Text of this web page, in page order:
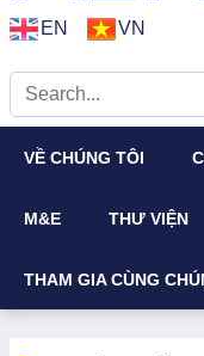
EN VN
VỀ CHÚNG TÔI
M&E THƯ VIỆN
THAM GIA CÙNG